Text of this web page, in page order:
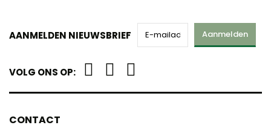
AANMELDEN NIEUWSBRIEF Aanmelden
VOLG ONS OP:
CONTACT